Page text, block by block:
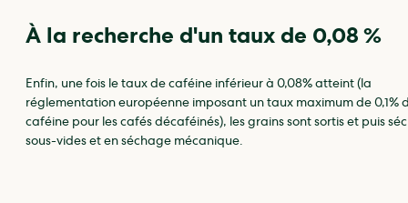
À la recherche d'un taux de 0,08 %
Enfin, une fois le taux de caféine inférieur à 0,08% atteint (la
réglementation européenne imposant un taux maximum de 0,1%
caféine pour les cafés décaféinés), les grains sont sortis et puis
sous-vides et en séchage mécanique.